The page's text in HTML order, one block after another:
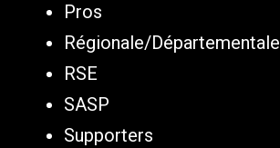
Pros
Régionale/Départementale
RSE
SASP
Supporters